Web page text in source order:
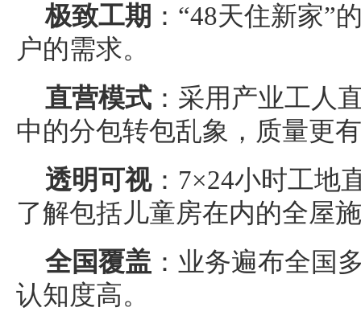
极致工期 ：“48天住新家”
户的需求。
直营模式 ：采用产业工人
中的分包转包乱象，质量更
透明可视：7×24小时工地
了解包括儿童房在内的全屋
全国覆盖 ：业务遍布全国
认知度高。